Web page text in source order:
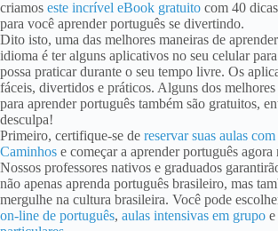
criamos este incrível eBook gratuito com 40
para você aprender português se divertindo.
Dito isto, uma das melhores maneiras de
idioma é ter alguns aplicativos no seu celular
possa praticar durante o seu tempo livre. Os
fáceis, divertidos e práticos. Alguns dos
para aprender português também são gratuitos,
desculpa!
Primeiro, certifique-se de reservar suas aulas com
Caminhos e começar a aprender português agora
Nossos professores nativos e graduados
não apenas aprenda português brasileiro, mas
mergulhe na cultura brasileira. Você pode
on-line de português, aulas intensivas em grupo e